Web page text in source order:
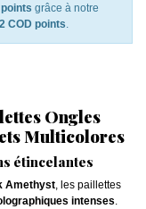
grâce à notre
2 COD points.
Ongles
Multicolores
étincelantes
Amethyst, les paillettes
intenses.